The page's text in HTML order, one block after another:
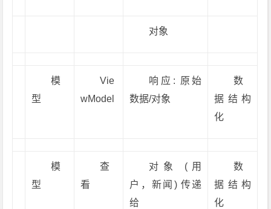
对象
模
型
Vie
wModel
响应: 原始
数据/对象
数
据结构
化
模
型
查
看
对象 (用
户，新闻) 传递
给
数
据结构
化